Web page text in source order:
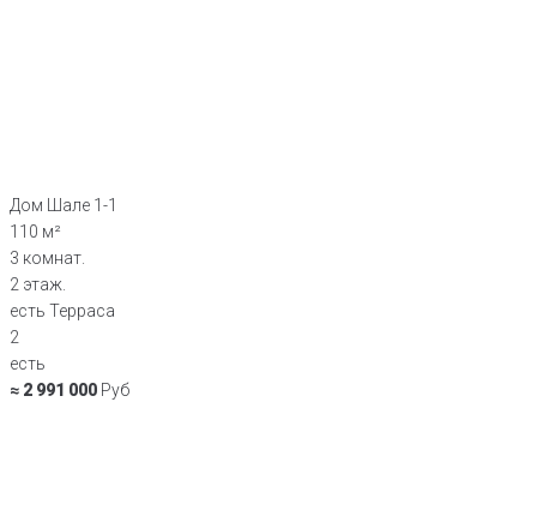
Дом Шале 1-1
110 м²
3 комнат.
2 этаж.
есть Терраса
2
есть
≈ 2 991 000 Руб